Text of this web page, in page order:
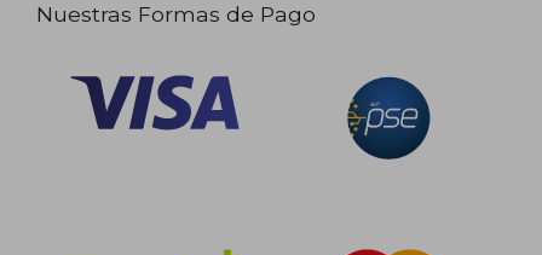
Nuestras Formas de Pago